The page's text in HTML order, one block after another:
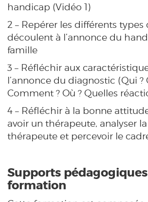
handicap (Vidéo 1)
2 – Repérer les différents types
découlent à l’annonce du
famille
3 – Réfléchir aux
l’annonce du diagnostic (Qui ?
Comment ? Où ? Quelles
4 – Réfléchir à la bonne
avoir un thérapeute, analyser
thérapeute et percevoir le
Supports
formation